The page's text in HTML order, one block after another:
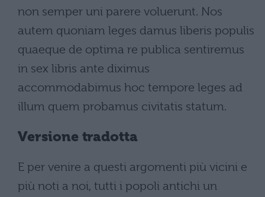
non semper uni parere voluerunt. Nos
autem quoniam leges damus liberis populis
quaeque de optima re publica sentiremus
in sex libris ante diximus
accommodabimus hoc tempore leges ad
illum quem probamus civitatis statum.
Versione tradotta
E per venire a questi argomenti più vicini e
più noti a noi, tutti i popoli antichi un